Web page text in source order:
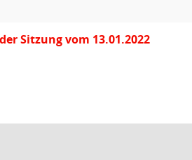
Sitzung vom 13.01.2022